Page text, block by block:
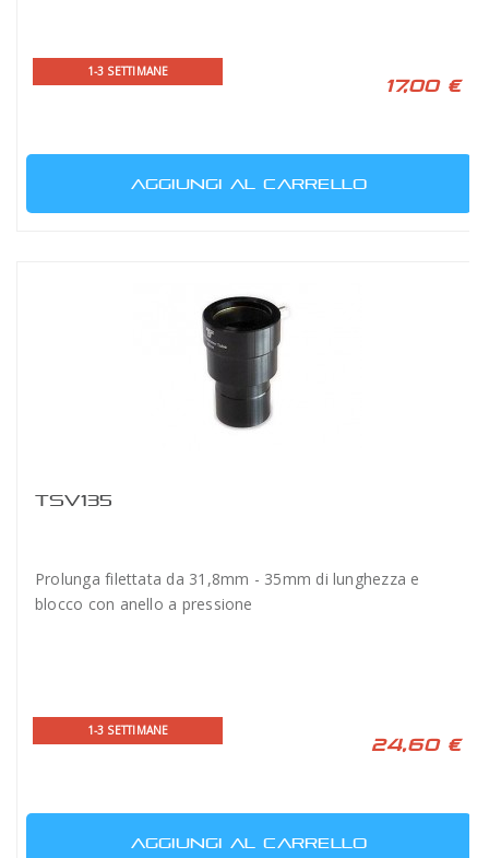
1-3 SETTIMANE
17,00 €
AGGIUNGI AL CARRELLO
TSV135
Prolunga filettata da 31,8mm - 35mm di lunghezza e
blocco con anello a pressione
1-3 SETTIMANE
24,60 €
AGGIUNGI AL CARRELLO